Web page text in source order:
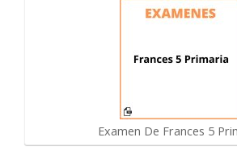
Examen De Frances 5